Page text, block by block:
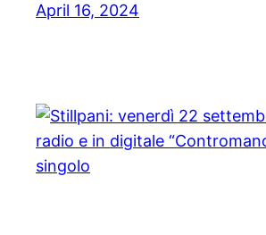
April 16, 2024